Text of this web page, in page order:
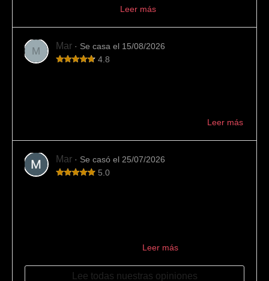
Leer más
M Mar · Se casa el 15/08/2026
4.8
Leer más
Mar · Se casó el 25/07/2026
5.0
Leer más
Lee todas nuestras opiniones